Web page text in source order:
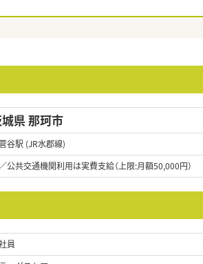
県 那珂市
谷駅 (JR水郡線)
公共交通機関利用は実費支給（上限:月額50,000円）
員